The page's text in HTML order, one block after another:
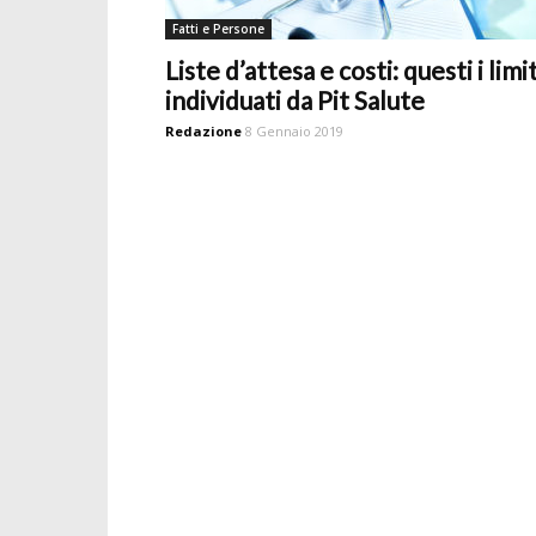
Fatti e Persone
Liste d’attesa e costi: questi i
individuati da Pit Salute
Redazione 8 Gennaio 2019